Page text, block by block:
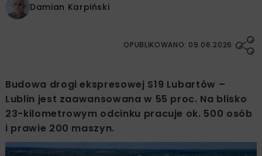
Damian Karpiński
OPUBLIKOWANO: 09.06.2026
Budowa drogi ekspresowej S19 Lubartów –
Lublin jest zaawansowana w 55 proc. Na blisko
23-kilometrowym odcinku pracuje ok. 500 osób
i prawie 200 maszyn.